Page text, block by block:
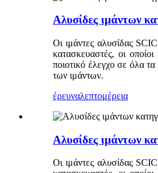
Αλυσίδες ιμάντων
Οι ιμάντες αλυσίδας
κατασκευαστές, οι
ποιοτικό έλεγχο σε όλα
των ιμάντων.
έρευναλεπτομέρεια
Αλυσίδες ιμάντων
Οι ιμάντες αλυσίδας